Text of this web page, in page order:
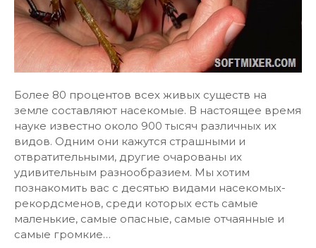
Более 80 процентов всех живых существ на
земле составляют насекомые. В настоящее время
науке известно около 900 тысяч различных их
видов. Одним они кажутся страшными и
отвратительными, другие очарованы их
удивительным разнообразием. Мы хотим
познакомить вас с десятью видами насекомых-
рекордсменов, среди которых есть самые
маленькие, самые опасные, самые отчаянные и
самые громкие…